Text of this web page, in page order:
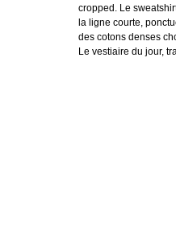
cropped. Le
la ligne courte,
des cotons denses
Le vestiaire du jour,